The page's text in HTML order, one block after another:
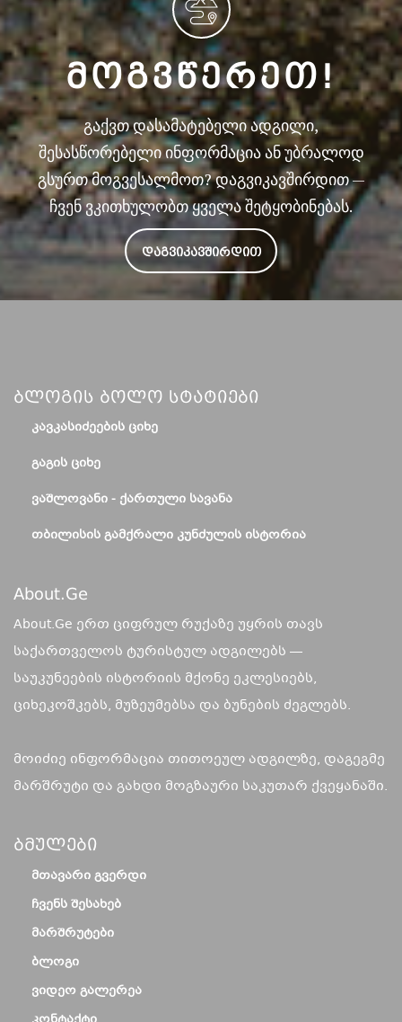
ᲛᲝᲒᲕᲬᲔᲠᲔᲗ!
გაქვთ დასამატებელი ადგილი,
შესასწორებელი ინფორმაცია ან უბრალოდ
გსურთ მოგვესალმოთ? დაგვიკავშირდით —
ჩვენ ვკითხულობთ ყველა შეტყობინებას.
ᲓᲐᲒᲕᲘᲙᲐᲕᲨᲘᲠᲓᲘᲗ
Ბლოგის Ბოლო Სტატიები
ᲙᲐᲕᲙᲐᲡᲘᲫᲔᲔᲑᲘᲡ ᲪᲘᲮᲔ
ᲒᲐᲒᲘᲡ ᲪᲘᲮᲔ
ᲕᲐᲨᲚᲝᲕᲐᲜᲘ - ᲥᲐᲠᲗᲣᲚᲘ ᲡᲐᲕᲐᲜᲐ
ᲗᲑᲘᲚᲘᲡᲘᲡ ᲒᲐᲛᲥᲠᲐᲚᲘ ᲙᲣᲜᲫᲣᲚᲘᲡ ᲘᲡᲢᲝᲠᲘᲐ
About.ge
About.Ge ერთ ციფრულ რუქაზე უყრის თავს
საქართველოს ტურისტულ ადგილებს —
საუკუნეების ისტორიის მქონე ეკლესიებს,
ციხეკოშკებს, მუზეუმებსა და ბუნების ძეგლებს.
მოიძიე ინფორმაცია თითოეულ ადგილზე, დაგეგმე
მარშრუტი და გახდი მოგზაური საკუთარ ქვეყანაში.
Ბმულები
ᲛᲗᲐᲕᲐᲠᲘ ᲒᲕᲔᲠᲓᲘ
ᲩᲕᲔᲜᲡ ᲨᲔᲡᲐᲮᲔᲑ
ᲛᲐᲠᲨᲠᲣᲢᲔᲑᲘ
ᲑᲚᲝᲒᲘ
ᲕᲘᲓᲔᲝ ᲒᲐᲚᲔᲠᲔᲐ